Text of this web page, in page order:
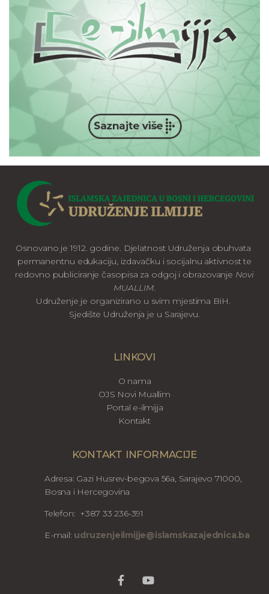
Osnovano je 1912. godine. Djelatnost Udruženja obuhvata
permanentnu edukaciju, izdavačku i socijalnu aktivnost te
redovno publiciranje časopisa za odgoj i obrazovanje Novi
MUALLIM.
Udruženje je organizirano u svim mjestima BiH.
Sjedište Udruženja je u Sarajevu.
LINKOVI
O nama
OJS Novi Muallim
Portal e-ilmijja
Kontakt
KONTAKT INFORMACIJE
Adresa: Gazi Husrev-begova 56a, Sarajevo 71000,
Bosna i Hercegovina
Telefon: +387 33 236-391
E-mail: udruzenjeilmijje@islamskazajednica.ba